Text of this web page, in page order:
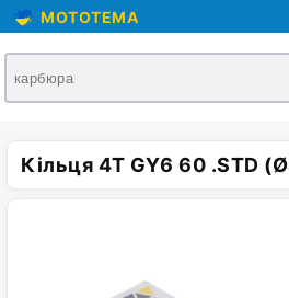
MOTOTEMA
Кільця 4T GY6 60 .STD